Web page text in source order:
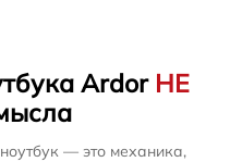
Ardor НЕ
— это механика,